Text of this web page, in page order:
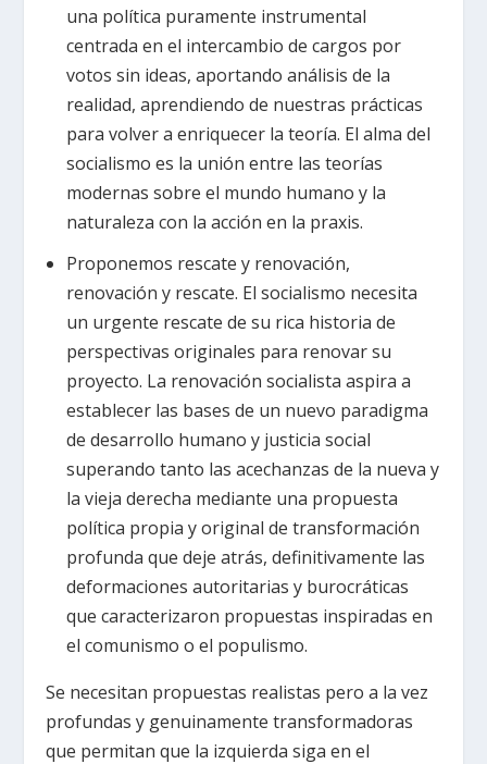
una política puramente instrumental
centrada en el intercambio de cargos por
votos sin ideas, aportando análisis de la
realidad, aprendiendo de nuestras prácticas
para volver a enriquecer la teoría. El alma del
socialismo es la unión entre las teorías
modernas sobre el mundo humano y la
naturaleza con la acción en la praxis.
Proponemos rescate y renovación,
renovación y rescate. El socialismo necesita
un urgente rescate de su rica historia de
perspectivas originales para renovar su
proyecto. La renovación socialista aspira a
establecer las bases de un nuevo paradigma
de desarrollo humano y justicia social
superando tanto las acechanzas de la nueva y
la vieja derecha mediante una propuesta
política propia y original de transformación
profunda que deje atrás, definitivamente las
deformaciones autoritarias y burocráticas
que caracterizaron propuestas inspiradas en
el comunismo o el populismo.
Se necesitan propuestas realistas pero a la vez
profundas y genuinamente transformadoras
que permitan que la izquierda siga en el